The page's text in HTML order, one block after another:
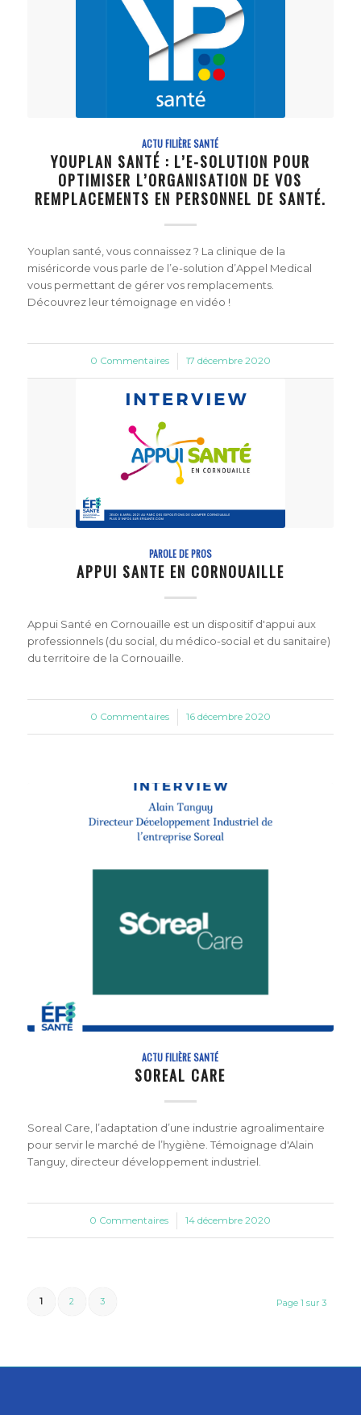
ACTU FILIÈRE SANTÉ
YOUPLAN SANTÉ : L’E-SOLUTION POUR
OPTIMISER L’ORGANISATION DE VOS
REMPLACEMENTS EN PERSONNEL DE SANTÉ.
Youplan santé, vous connaissez ? La clinique de la
miséricorde vous parle de l’e-solution d’Appel Medical
vous permettant de gérer vos remplacements.
Découvrez leur témoignage en vidéo !
0 Commentaires
/ 17 décembre 2020
PAROLE DE PROS
APPUI SANTE EN CORNOUAILLE
Appui Santé en Cornouaille est un dispositif d'appui aux
professionnels (du social, du médico-social et du sanitaire)
du territoire de la Cornouaille.
0 Commentaires
/ 16 décembre 2020
ACTU FILIÈRE SANTÉ
SOREAL CARE
Soreal Care, l’adaptation d’une industrie agroalimentaire
pour servir le marché de l’hygiène. Témoignage d'Alain
Tanguy, directeur développement industriel.
0 Commentaires
/ 14 décembre 2020
Page 1 sur 3
1 2 3